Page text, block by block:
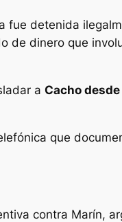
fue detenida
de dinero que
a Cacho
que
contra Marín,